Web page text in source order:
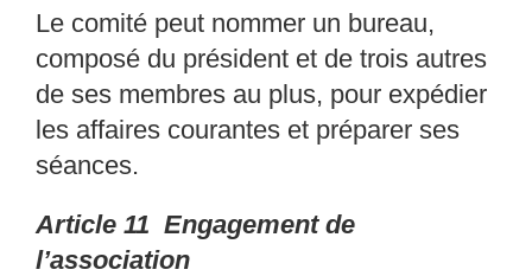
Le comité peut nommer un bureau,
composé du président et de trois autres
de ses membres au plus, pour expédier
les affaires courantes et préparer ses
séances.
Article 11 Engagement de
l’association